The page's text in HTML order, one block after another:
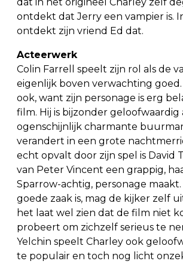
ontdekt dat Jerry een vampier is.
ontdekt zijn vriend Ed dat.
Acteerwerk
Colin Farrell speelt zijn rol als de
eigenlijk boven verwachting
ook, want zijn personage is erg
film. Hij is bijzonder geloofwaardig
ogenschijnlijk charmante
verandert in een grote
echt opvalt door zijn spel is David
van Peter Vincent een grappig,
Sparrow-achtig, personage
goede zaak is, mag de kijker zelf
het laat wel zien dat de film niet
probeert om zichzelf serieus te
Yelchin speelt Charley ook
te populair en toch nog licht